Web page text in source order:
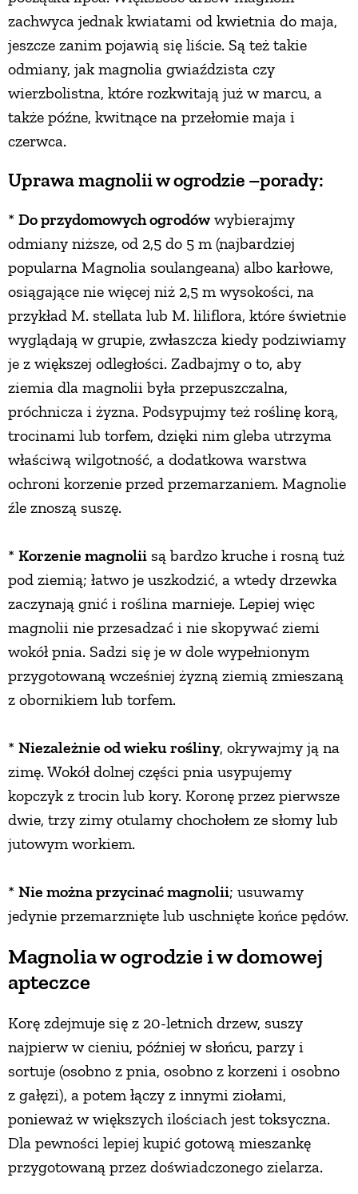
zachwyca jednak kwiatami od kwietnia do maja,
jeszcze zanim pojawią się liście. Są też takie
odmiany, jak magnolia gwiaździsta czy
wierzbolistna, które rozkwitają już w marcu, a
także późne, kwitnące na przełomie maja i
czerwca.
Uprawa magnolii w ogrodzie –porady:
* Do przydomowych ogrodów wybierajmy
odmiany niższe, od 2,5 do 5 m (najbardziej
popularna Magnolia soulangeana) albo karłowe,
osiągające nie więcej niż 2,5 m wysokości, na
przykład M. stellata lub M. liliflora, które świetnie
wyglądają w grupie, zwłaszcza kiedy podziwiamy
je z większej odległości. Zadbajmy o to, aby
ziemia dla magnolii była przepuszczalna,
próchnicza i żyzna. Podsypujmy też roślinę korą,
trocinami lub torfem, dzięki nim gleba utrzyma
właściwą wilgotność, a dodatkowa warstwa
ochroni korzenie przed przemarzaniem. Magnolie
źle znoszą suszę.
* Korzenie magnolii są bardzo kruche i rosną tuż
pod ziemią; łatwo je uszkodzić, a wtedy drzewka
zaczynają gnić i roślina marnieje. Lepiej więc
magnolii nie przesadzać i nie skopywać ziemi
wokół pnia. Sadzi się je w dole wypełnionym
przygotowaną wcześniej żyzną ziemią zmieszaną
z obornikiem lub torfem.
* Niezależnie od wieku rośliny, okrywajmy ją na
zimę. Wokół dolnej części pnia usypujemy
kopczyk z trocin lub kory. Koronę przez pierwsze
dwie, trzy zimy otulamy chochołem ze słomy lub
jutowym workiem.
* Nie można przycinać magnolii; usuwamy
jedynie przemarznięte lub uschnięte końce pędów.
Magnolia w ogrodzie i w domowej
apteczce
Korę zdejmuje się z 20-letnich drzew, suszy
najpierw w cieniu, później w słońcu, parzy i
sortuje (osobno z pnia, osobno z korzeni i osobno
z gałęzi), a potem łączy z innymi ziołami,
ponieważ w większych ilościach jest toksyczna.
Dla pewności lepiej kupić gotową mieszankę
przygotowaną przez doświadczonego zielarza.